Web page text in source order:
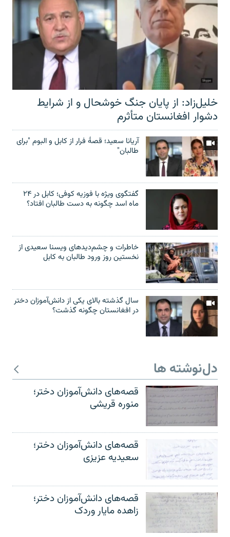
خلیل‌زاد: از پایان جنگ خوشحال و از شرایط
دشوار افغانستان متأثرم
آریانا سعید؛ قصۀ فرار از کابل و البوم "برای
طالبان"
گفتگوی ویژه با فوزیه کوفی؛ کابل در ۲۴
ماه اسد چگونه به دست طالبان افتاد؟
خاطرات و چشم‌دید‌های ویسنا سعیدی از
نخستین روز ورود طالبان به کابل
سال گذشته بالای یکی از دانش‌آموزان دختر
در افغانستان چگونه گذشت؟
دل‌نوشته ها
قصه‌های دانش‌آموزان دختر؛
منوره قریشی
قصه‌های دانش‌آموزان دختر؛
سعیدیه عزیزی
قصه‌های دانش‌آموزان دختر؛
زاهده مایار وردک